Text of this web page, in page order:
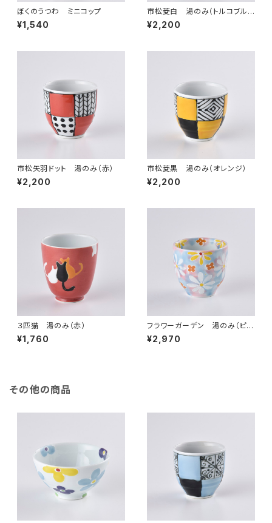
ぼくのうつわ ミニコップ
¥1,540
市松菱白 湯のみ（トルコブル
ー）
¥2,200
市松矢羽ドット 湯のみ（赤）
¥2,200
市松菱黒 湯のみ（オレンジ）
¥2,200
３匹猫 湯のみ（赤）
¥1,760
フラワーガーデン 湯のみ（ピン
ク）
¥2,970
その他の商品